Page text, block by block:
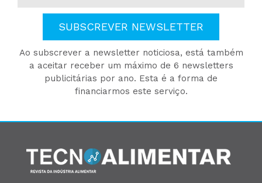
SUBSCREVER NEWSLETTER
Ao subscrever a newsletter noticiosa, está também
a aceitar receber um máximo de 6 newsletters
publicitárias por ano. Esta é a forma de
financiarmos este serviço.